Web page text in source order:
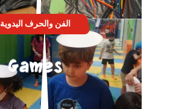
الفن والحرف اليدوية